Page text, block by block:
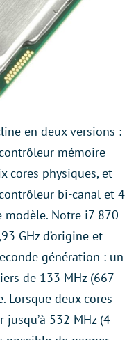
en deux versions :
mémoire
cores physiques, et
bi-canal et 4
Notre i7 870
GHz d’origine et
génération : un
de 133 MHz (667
Lorsque deux cores
532 MHz (4